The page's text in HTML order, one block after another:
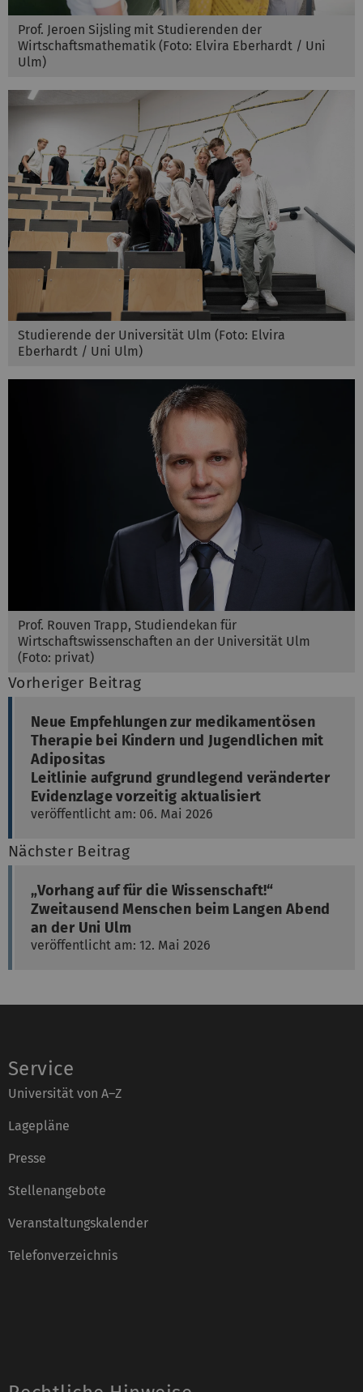
Prof. Jeroen Sijsling mit Studierenden der
Wirtschaftsmathematik (Foto: Elvira Eberhardt / Uni
Ulm)
Studierende der Universität Ulm (Foto: Elvira
Eberhardt / Uni Ulm)
Prof. Rouven Trapp, Studiendekan für
Wirtschaftswissenschaften an der Universität Ulm
(Foto: privat)
Vorheriger Beitrag
Neue Empfehlungen zur medikamentösen
Therapie bei Kindern und Jugendlichen mit
Adipositas
Leitlinie aufgrund grundlegend veränderter
Evidenzlage vorzeitig aktualisiert
veröffentlicht am: 06. Mai 2026
Nächster Beitrag
„Vorhang auf für die Wissenschaft!“
Zweitausend Menschen beim Langen Abend
an der Uni Ulm
veröffentlicht am: 12. Mai 2026
Service
Universität von A–Z
Lagepläne
Presse
Stellenangebote
Veranstaltungskalender
Telefonverzeichnis